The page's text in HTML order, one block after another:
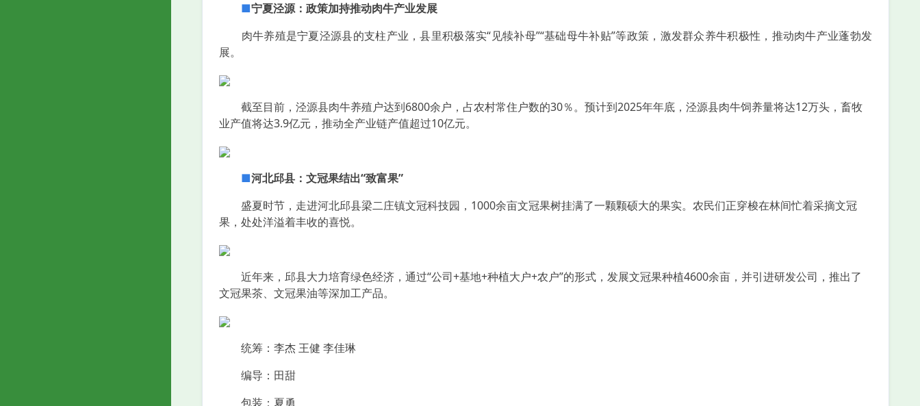
■宁夏泾源：政策加持推动肉牛产业发展
肉牛养殖是宁夏泾源县的支柱产业，县里积极落实“见犊补母”“基础母牛补贴”等政策，激发群众养牛积极性，推动肉牛产业蓬勃发
展。
截至目前，泾源县肉牛养殖户达到6800余户，占农村常住户数的30％。预计到2025年年底，泾源县肉牛饲养量将达12万头，畜牧
业产值将达3.9亿元，推动全产业链产值超过10亿元。
■河北邱县：文冠果结出“致富果”
盛夏时节，走进河北邱县梁二庄镇文冠科技园，1000余亩文冠果树挂满了一颗颗硕大的果实。农民们正穿梭在林间忙着采摘文冠
果，处处洋溢着丰收的喜悦。
近年来，邱县大力培育绿色经济，通过“公司+基地+种植大户+农户”的形式，发展文冠果种植4600余亩，并引进研发公司，推出了
文冠果茶、文冠果油等深加工产品。
统筹：李杰 王健 李佳琳
编导：田甜
包装：夏勇